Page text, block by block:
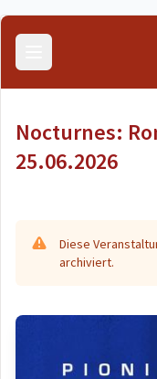
Menü öffnen
Nocturnes:
25.06.2026
Diese
archiviert.